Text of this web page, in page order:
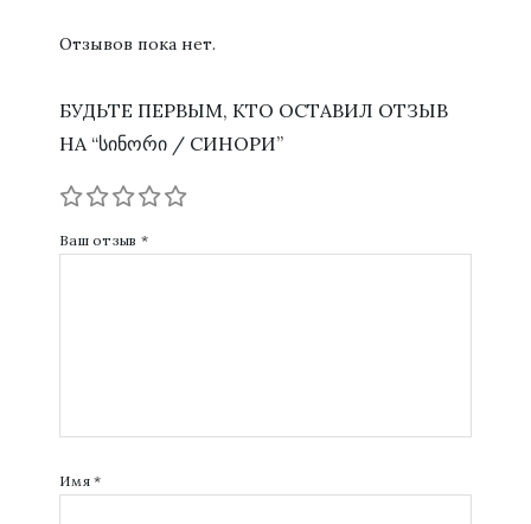
Отзывов пока нет.
БУДЬТЕ ПЕРВЫМ, КТО ОСТАВИЛ ОТЗЫВ
НА “ᲡᲘᲜᲝᲠᲘ / СИНОРИ”
Ваш отзыв *
Имя *